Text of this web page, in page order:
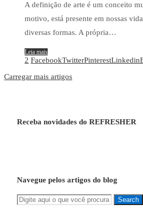
A definição de arte é um conceito
motivo, está presente em nossas
diversas formas. A própria…
Leia mais
2 FacebookTwitterPinterestLinkedin
Carregar mais artigos
Receba novidades do REFRESHER
Navegue pelos artigos do blog